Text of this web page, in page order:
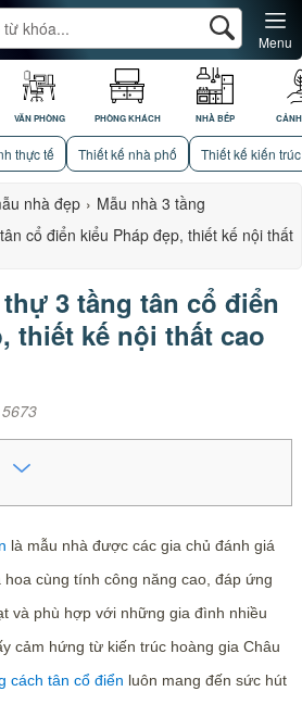
VĂN PHÒNG PHÒNG KHÁCH NHÀ BẾP
Menu
thực tế Thiết kế nhà phố Thiết kế kiến trúc
nhà đẹp › Mẫu nhà 3 tầng
cổ điển kiểu Pháp đẹp, thiết kế nội thất
3 tầng tân cổ điển
thiết kế nội thất cao
5673
là mẫu nhà được các gia chủ đánh giá
cùng tính công năng cao, đáp ứng
và phù hợp với những gia đình nhiều
cảm hứng từ kiến trúc hoàng gia Châu
cách tân cổ điển luôn mang đến sức hút